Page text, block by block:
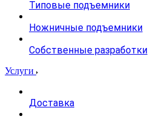
Типовые подъемники
Ножничные подъемники
Собственные разработки
Услуги
Доставка